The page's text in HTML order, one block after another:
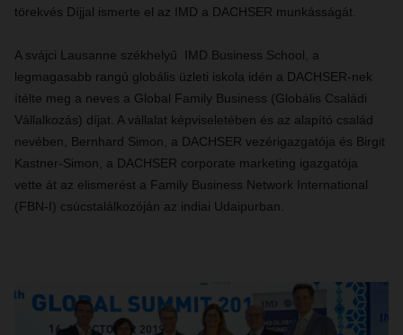
törekvés Díjjal ismerte el az IMD a DACHSER munkásságát.
A svájci Lausanne székhelyű IMD Business School, a
legmagasabb rangú globális üzleti iskola idén a DACHSER-nek
ítélte meg a neves a Global Family Business (Globális Családi
Vállalkozás) díjat. A vállalat képviseletében és az alapító család
nevében, Bernhard Simon, a DACHSER vezérigazgatója és Birgit
Kastner-Simon, a DACHSER corporate marketing igazgatója
vette át az elismerést a Family Business Network International
(FBN-I) csúcstalálkozóján az indiai Udaipurban.